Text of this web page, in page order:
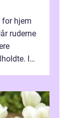
for hjem
ruderne
I